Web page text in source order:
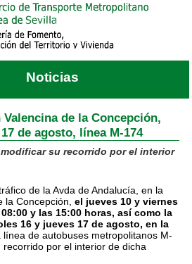
Noticias
de la Concepción,
de agosto, línea M-174
su recorrido por el interior
de la Avda de Andalucía, en la
la Concepción, el jueves 10 y viernes
y las 15:00 horas, así como la
16 y jueves 17 de agosto, en la
línea de autobuses metropolitanos M-
por el interior de dicha